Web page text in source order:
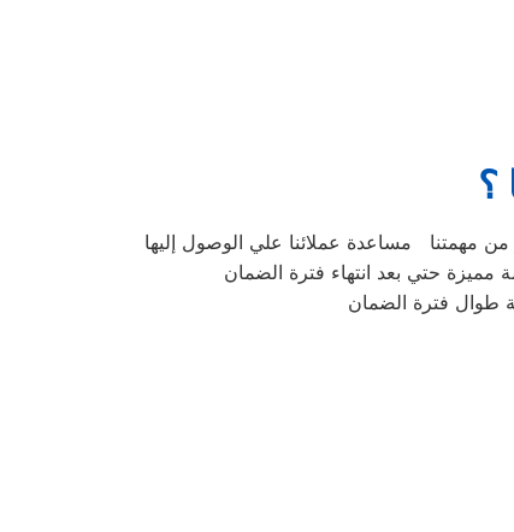
؟
مهمتنا مساعدة عملائنا علي الوصول إليها
حتي بعد انتهاء فترة الضمان
طوال فترة الضمان